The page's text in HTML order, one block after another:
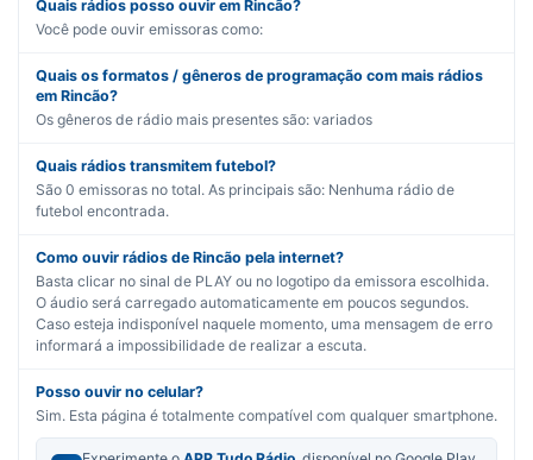
Quais rádios posso ouvir em Rincão?
Você pode ouvir emissoras como:
Quais os formatos / gêneros de programação com mais rádios
em Rincão?
Os gêneros de rádio mais presentes são: variados
Quais rádios transmitem futebol?
São 0 emissoras no total. As principais são: Nenhuma rádio de
futebol encontrada.
Como ouvir rádios de Rincão pela internet?
Basta clicar no sinal de PLAY ou no logotipo da emissora escolhida.
O áudio será carregado automaticamente em poucos segundos.
Caso esteja indisponível naquele momento, uma mensagem de erro
informará a impossibilidade de realizar a escuta.
Posso ouvir no celular?
Sim. Esta página é totalmente compatível com qualquer smartphone.